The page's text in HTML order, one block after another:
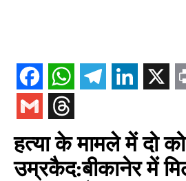
हत्या के मामले में दो को
उम्रकैद:बीकानेर में